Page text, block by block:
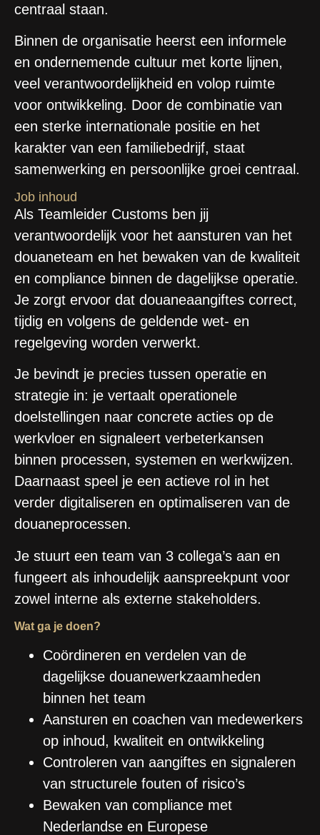
centraal staan.
Binnen de organisatie heerst een informele
en ondernemende cultuur met korte lijnen,
veel verantwoordelijkheid en volop ruimte
voor ontwikkeling. Door de combinatie van
een sterke internationale positie en het
karakter van een familiebedrijf, staat
samenwerking en persoonlijke groei centraal.
Job inhoud
Als Teamleider Customs ben jij
verantwoordelijk voor het aansturen van het
douaneteam en het bewaken van de kwaliteit
en compliance binnen de dagelijkse operatie.
Je zorgt ervoor dat douaneaangiftes correct,
tijdig en volgens de geldende wet- en
regelgeving worden verwerkt.
Je bevindt je precies tussen operatie en
strategie in: je vertaalt operationele
doelstellingen naar concrete acties op de
werkvloer en signaleert verbeterkansen
binnen processen, systemen en werkwijzen.
Daarnaast speel je een actieve rol in het
verder digitaliseren en optimaliseren van de
douaneprocessen.
Je stuurt een team van 3 collega’s aan en
fungeert als inhoudelijk aanspreekpunt voor
zowel interne als externe stakeholders.
Wat ga je doen?
Coördineren en verdelen van de
dagelijkse douanewerkzaamheden
binnen het team
Aansturen en coachen van medewerkers
op inhoud, kwaliteit en ontwikkeling
Controleren van aangiftes en signaleren
van structurele fouten of risico’s
Bewaken van compliance met
Nederlandse en Europese